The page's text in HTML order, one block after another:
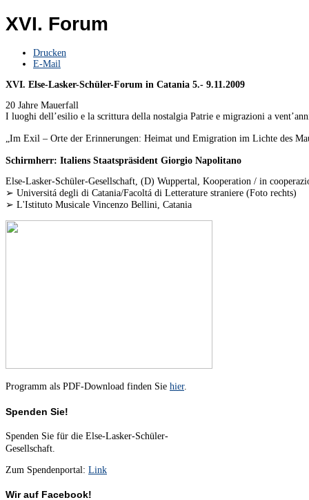
XVI. Forum
Drucken
E-Mail
XVI. Else-Lasker-Schüler-Forum in Catania 5.- 9.11.2009
20 Jahre Mauerfall
I luoghi dell’esilio e la scrittura della nostalgia Patrie e migrazioni a
„Im Exil – Orte der Erinnerungen: Heimat und Emigration im Lichte des
Schirmherr: Italiens Staatspräsident Giorgio Napolitano
Else-Lasker-Schüler-Gesellschaft, (D) Wuppertal, Kooperation / in
➢ Universitá degli di Catania/Facoltá di Letterature straniere (Foto rechts)
➢ L'Istituto Musicale Vincenzo Bellini, Catania
Programm als PDF-Download finden Sie hier.
Spenden Sie!
Spenden Sie für die Else-Lasker-Schüler-
Gesellschaft.
Zum Spendenportal: Link
Wir auf Facebook!